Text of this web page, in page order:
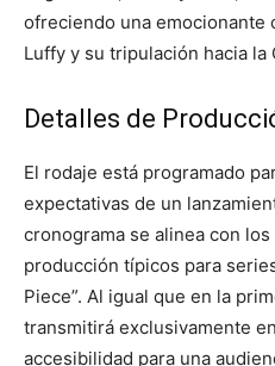
ofreciendo una emocionante
Luffy y su tripulación hacia la
Detalles de
El rodaje está programado
expectativas de un
cronograma se alinea con
producción típicos para
Piece”. Al igual que en la
transmitirá exclusivamente
accesibilidad para una